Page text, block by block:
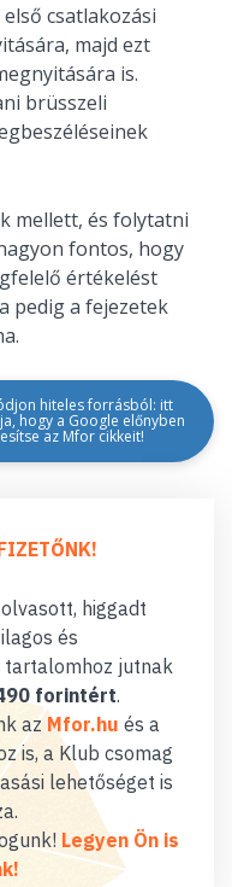
csatlakozási
majd ezt
is.
brüsszeli
mellett, és folytatni
fontos, hogy
értékelést
pedig a fejezetek
hiteles forrásból: itt
hogy a Google előnyben
az Mfor cikkeit!
higgadt
és
tartalomhoz jutnak
forintért.
az Mfor.hu és a
is, a Klub csomag
lehetőséget is
Legyen Ön is